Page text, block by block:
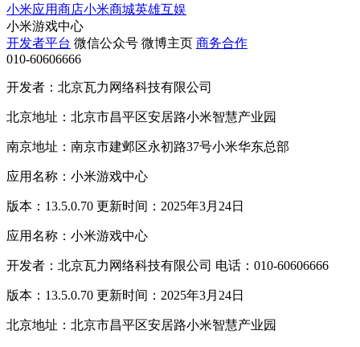
小米应用商店小米商城英雄互娱
小米游戏中心
开发者平台 微信公众号 微博主页 商务合作
010-60606666
开发者：北京瓦力网络科技有限公司
北京地址：北京市昌平区安居路小米智慧产业园
南京地址：南京市建邺区永初路37号小米华东总部
应用名称：小米游戏中心
版本：13.5.0.70 更新时间：2025年3月24日
应用名称：小米游戏中心
开发者：北京瓦力网络科技有限公司 电话：010-60606666
版本：13.5.0.70 更新时间：2025年3月24日
北京地址：北京市昌平区安居路小米智慧产业园